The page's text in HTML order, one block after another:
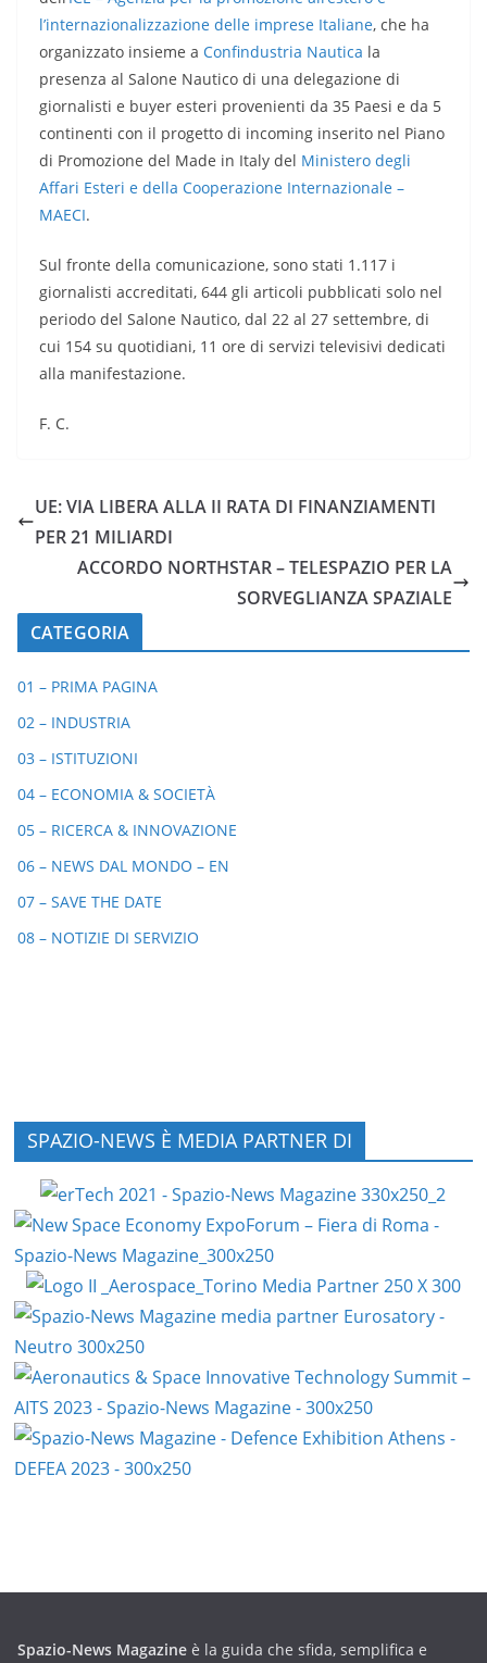
l’internazionalizzazione delle imprese Italiane, che ha
organizzato insieme a Confindustria Nautica la
presenza al Salone Nautico di una delegazione di
giornalisti e buyer esteri provenienti da 35 Paesi e da 5
continenti con il progetto di incoming inserito nel Piano
di Promozione del Made in Italy del Ministero degli
Affari Esteri e della Cooperazione Internazionale –
MAECI.
Sul fronte della comunicazione, sono stati 1.117 i
giornalisti accreditati, 644 gli articoli pubblicati solo nel
periodo del Salone Nautico, dal 22 al 27 settembre, di
cui 154 su quotidiani, 11 ore di servizi televisivi dedicati
alla manifestazione.
F. C.
UE: VIA LIBERA ALLA II RATA DI FINANZIAMENTI
PER 21 MILIARDI
ACCORDO NORTHSTAR – TELESPAZIO PER LA
SORVEGLIANZA SPAZIALE
CATEGORIA
01 – PRIMA PAGINA
02 – INDUSTRIA
03 – ISTITUZIONI
04 – ECONOMIA & SOCIETÀ
05 – RICERCA & INNOVAZIONE
06 – NEWS DAL MONDO – EN
07 – SAVE THE DATE
08 – NOTIZIE DI SERVIZIO
SPAZIO-NEWS È MEDIA PARTNER DI
Spazio-News Magazine è la guida che sfida, semplifica e